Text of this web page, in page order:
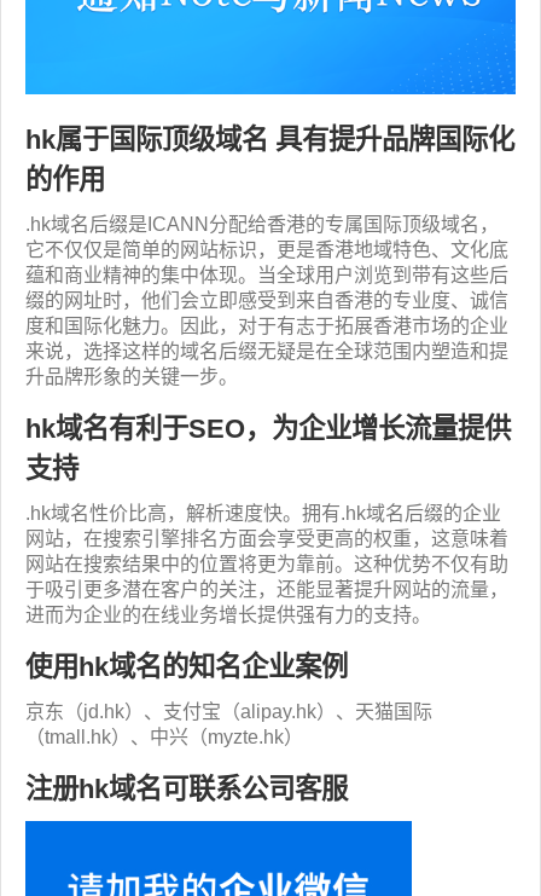
hk属于国际顶级域名 具有提升品牌国际化
的作用
.hk域名后缀是ICANN分配给香港的专属国际顶级域名，
它不仅仅是简单的网站标识，更是香港地域特色、文化底
蕴和商业精神的集中体现。当全球用户浏览到带有这些后
缀的网址时，他们会立即感受到来自香港的专业度、诚信
度和国际化魅力。因此，对于有志于拓展香港市场的企业
来说，选择这样的域名后缀无疑是在全球范围内塑造和提
升品牌形象的关键一步。
hk域名有利于SEO，为企业增长流量提供
支持
.hk域名性价比高，解析速度快。拥有.hk域名后缀的企业
网站，在搜索引擎排名方面会享受更高的权重，这意味着
网站在搜索结果中的位置将更为靠前。这种优势不仅有助
于吸引更多潜在客户的关注，还能显著提升网站的流量，
进而为企业的在线业务增长提供强有力的支持。
使用hk域名的知名企业案例
京东（jd.hk）、支付宝（alipay.hk）、天猫国际
（tmall.hk）、中兴（myzte.hk）
注册hk域名可联系公司客服